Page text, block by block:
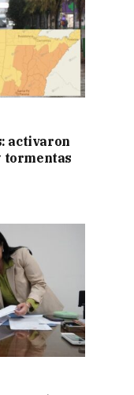
activaron
tormentas